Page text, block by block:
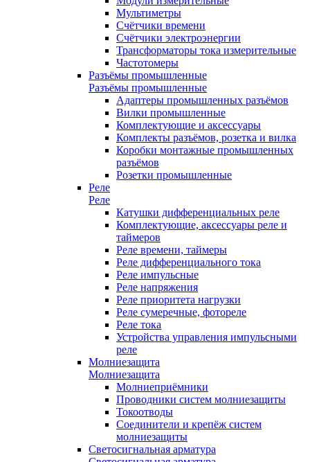
Мультиметры
Счётчики времени
Счётчики электроэнергии
Трансформаторы тока измерительные
Частотомеры
Разъёмы промышленные
Разъёмы промышленные
Адаптеры промышленных разъёмов
Вилки промышленные
Комплектующие и аксессуары
Комплекты разъёмов, розетка и вилка
Коробки монтажные промышленных
разъёмов
Розетки промышленные
Реле
Реле
Катушки дифференциальных реле
Комплектующие, аксессуары реле и
таймеров
Реле времени, таймеры
Реле дифференциального тока
Реле импульсные
Реле напряжения
Реле приоритета нагрузки
Реле сумеречные, фотореле
Реле тока
Устройства управления импульсными
реле
Молниезащита
Молниезащита
Молниеприёмники
Проводники систем молниезащиты
Токоотводы
Соединители и крепёж систем
молниезащиты
Светосигнальная арматура